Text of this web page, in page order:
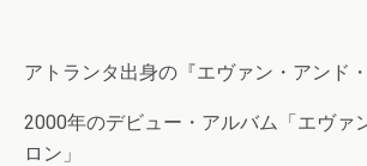
アトランタ出身の『エヴァン・アンド・
2000年のデビュー・アルバム「エヴァ
ロン」